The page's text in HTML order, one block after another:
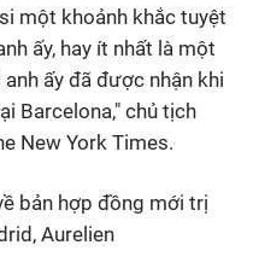
một khoảnh khắc tuyệt
ấy, hay ít nhất là một
ấy đã được nhận khi
Barcelona," chủ tịch
New York Times.
bản hợp đồng mới trị
Aurelien